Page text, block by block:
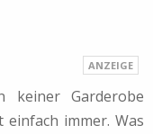
keiner Garderobe
einfach immer. Was